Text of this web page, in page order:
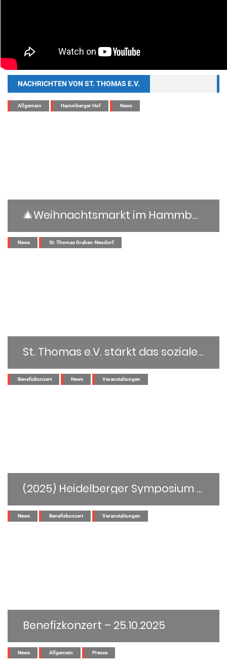
NACHRICHTEN VON ST. THOMAS E.V.
Allgemein Hammberger Hof News
🎄Weihnachtsmarkt im Hammberger Hof – 6. & 7. Dezember 2025
...
News St. Thomas Graben-Neudorf
St. Thomas e.V. stärkt das soziale Miteinander in Graben-Neudorf
...
Benefizkonzert News Veranstaltungen
(2025) Heidelberger Symposium zur Sozialpsychiatrie: „Stigma psychischer Erkrankungen“
...
News Benefizkonzert Veranstaltungen
Benefizkonzert – 25.10.2025
...
News Allgemein Presse